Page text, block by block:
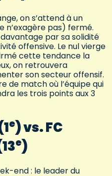
on s’attend à un
n’exagère pas) fermé.
par sa solidité
offensive. Le nul vierge
cette tendance la
on retrouvera
son secteur offensif.
de match où l’équipe qui
les trois points aux 3
e) vs. FC
e)
end : le leader du